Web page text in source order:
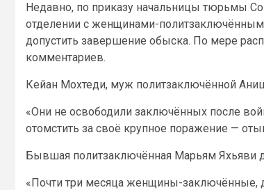
Недавно, по приказу начальницы тюрьмы
отделении с женщинами-
допустить завершение обыска. По мере
комментариев.
Кейан Мохтеди, муж политзаключённой
«Они не освободили заключённых после
отомстить за своё крупное поражение —
Бывшая политзаключённая Марьям Яхьяви
«Почти три месяца женщины-заключённые,